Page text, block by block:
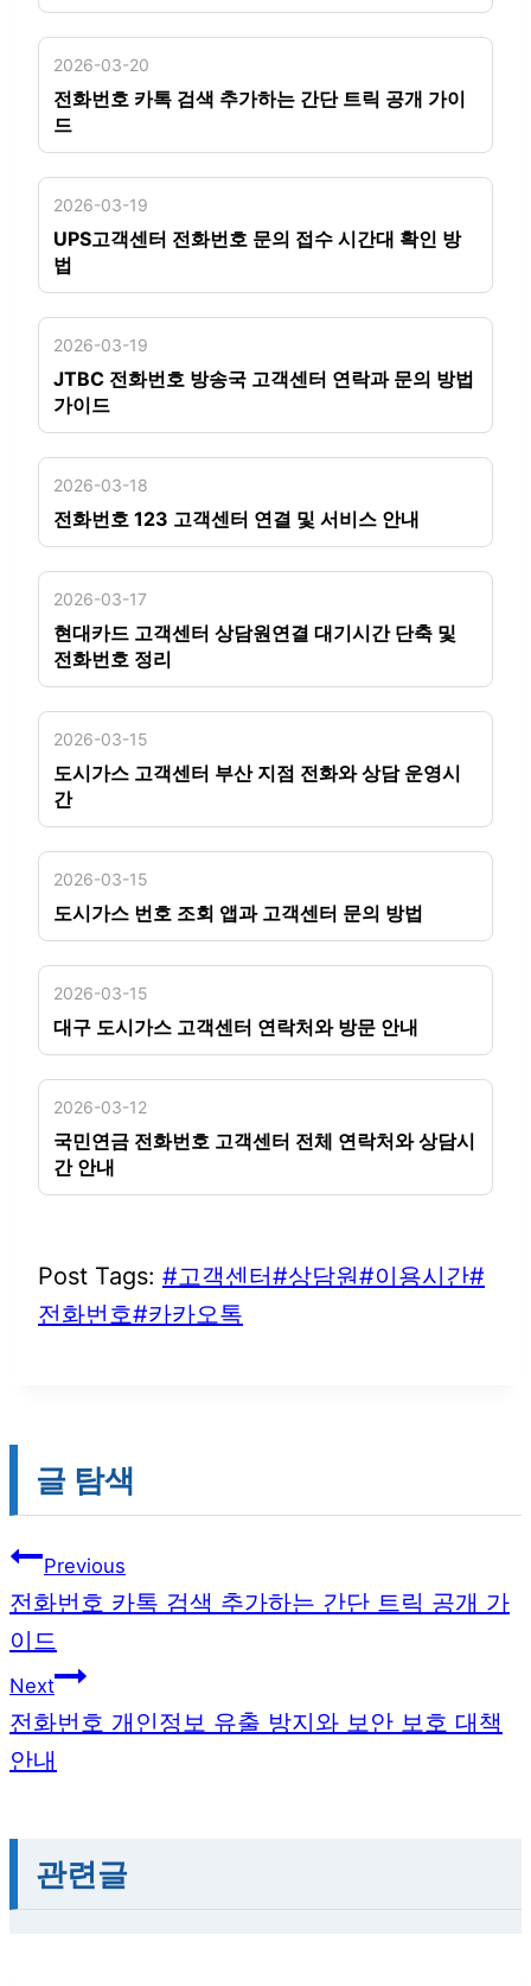
2026-03-20
전화번호 카톡 검색 추가하는 간단 트릭 공개 가이
드
2026-03-19
UPS고객센터 전화번호 문의 접수 시간대 확인 방
법
2026-03-19
JTBC 전화번호 방송국 고객센터 연락과 문의 방법
가이드
2026-03-18
전화번호 123 고객센터 연결 및 서비스 안내
2026-03-17
현대카드 고객센터 상담원연결 대기시간 단축 및
전화번호 정리
2026-03-15
도시가스 고객센터 부산 지점 전화와 상담 운영시
간
2026-03-15
도시가스 번호 조회 앱과 고객센터 문의 방법
2026-03-15
대구 도시가스 고객센터 연락처와 방문 안내
2026-03-12
국민연금 전화번호 고객센터 전체 연락처와 상담시
간 안내
Post Tags: #고객센터#상담원#이용시간#
전화번호#카카오톡
글 탐색
Previous
전화번호 카톡 검색 추가하는 간단 트릭 공개 가
이드
Next
전화번호 개인정보 유출 방지와 보안 보호 대책
안내
관련글